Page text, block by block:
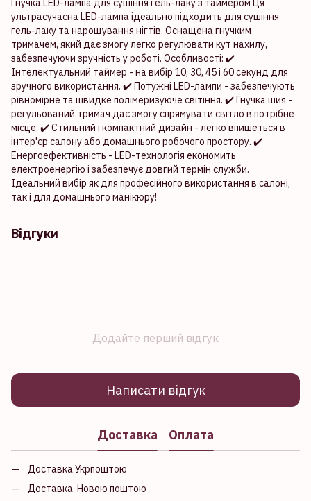
Гнучка LED-лампа для сушіння гель-лаку з таймером Ця
ультрасучасна LED-лампа ідеально підходить для сушіння
гель-лаку та нарощування нігтів. Оснащена гнучким
тримачем, який дає змогу легко регулювати кут нахилу,
забезпечуючи зручність у роботі. Особливості: ✔️
Інтелектуальний таймер - на вибір 10, 30, 45 і 60 секунд для
зручного використання. ✔️ Потужні LED-лампи - забезпечують
рівномірне та швидке полімеризуюче світіння. ✔️ Гнучка шия -
регульований тримач дає змогу спрямувати світло в потрібне
місце. ✔️ Стильний і компактний дизайн - легко впишеться в
інтер'єр салону або домашнього робочого простору. ✔️
Енергоефективність - LED-технологія економить
електроенергію і забезпечує довгий термін служби.
Ідеальний вибір як для професійного використання в салоні,
так і для домашнього манікюру!
Відгуки
Додайте перший відгук
Написати відгук
Доставка Оплата
Доставка Укрпоштою
Доставка Новою поштою